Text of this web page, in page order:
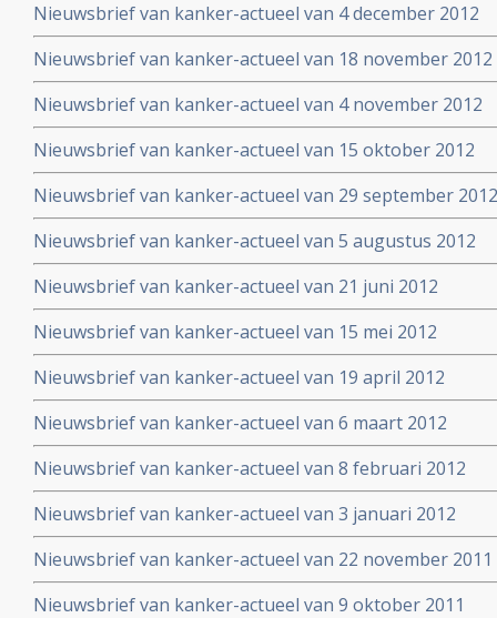
Nieuwsbrief van kanker-actueel van 4 december 2012
Nieuwsbrief van kanker-actueel van 18 november 2012
Nieuwsbrief van kanker-actueel van 4 november 2012
Nieuwsbrief van kanker-actueel van 15 oktober 2012
Nieuwsbrief van kanker-actueel van 29 september
Nieuwsbrief van kanker-actueel van 5 augustus 2012
Nieuwsbrief van kanker-actueel van 21 juni 2012
Nieuwsbrief van kanker-actueel van 15 mei 2012
Nieuwsbrief van kanker-actueel van 19 april 2012
Nieuwsbrief van kanker-actueel van 6 maart 2012
Nieuwsbrief van kanker-actueel van 8 februari 2012
Nieuwsbrief van kanker-actueel van 3 januari 2012
Nieuwsbrief van kanker-actueel van 22 november 2011
Nieuwsbrief van kanker-actueel van 9 oktober 2011